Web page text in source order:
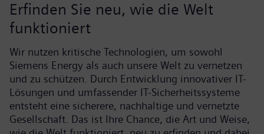
Erfinden Sie neu, wie die Welt
funktioniert
Wir nutzen kritische Technologien, um sowohl
Siemens Energy als auch unsere Welt zu vernetzen
und zu schützen. Durch Entwicklung innovativer IT-
Lösungen und umfassender IT-Sicherheitssysteme
entsteht eine sicherere, nachhaltige und vernetzte
Gesellschaft. Das ist Ihre Chance, die Art und Weise,